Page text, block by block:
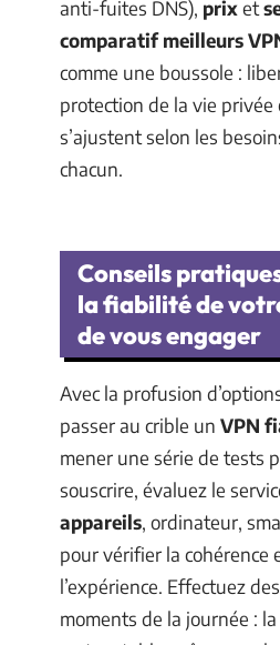
anti-fuites DNS), prixet
comparatif meilleurs
comme une boussole :
protection de la vie
s’ajustent selon les
chacun.
Conseils
la fiabilité de
de vous engager
Avec la profusion
passer au crible un VPN
mener une série de tests
souscrire, évaluez le
appareils, ordinateur,
pour vérifier la cohérence
l’expérience. Effectuez
moments de la journée :